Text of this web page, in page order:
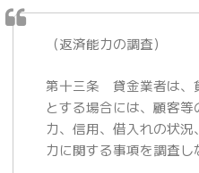
（返済能力の調査）
第十三条 貸金業者は、
とする場合には、顧客
力、信用、借入れの状
力に関する事項を調査し